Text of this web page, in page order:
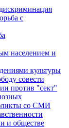
с
населением и
культуры
совести
против "сект"
со СМИ
и обществе